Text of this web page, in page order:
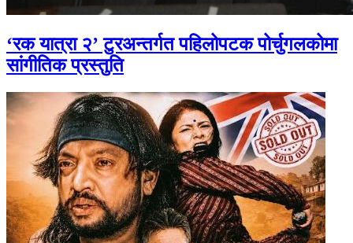
‘रक यात्रा २’ टुरअन्तर्गत पहिलोपटक पोर्चुगलकोमा
सांगीतिक प्रस्तुति